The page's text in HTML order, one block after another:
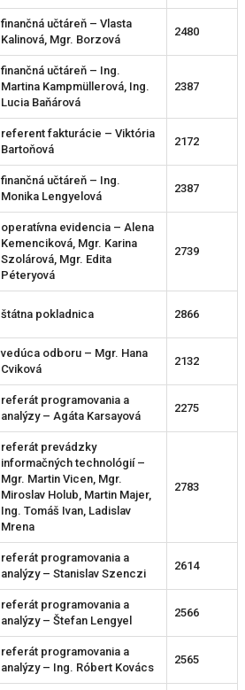
finančná učtáreň – Vlasta
Kalinová, Mgr. Borzová
2480
finančná učtáreň – Ing.
Martina Kampmüllerová, Ing.
Lucia Baňárová
2387
referent fakturácie – Viktória
Bartoňová
2172
finančná učtáreň – Ing.
Monika Lengyelová
2387
operatívna evidencia – Alena
Kemenciková, Mgr. Karina
Szolárová, Mgr. Edita
Péteryová
2739
štátna pokladnica 2866
vedúca odboru – Mgr. Hana
Cviková
2132
referát programovania a
analýzy – Agáta Karsayová
2275
referát prevádzky
informačných technológií –
Mgr. Martin Vicen, Mgr.
Miroslav Holub, Martin Majer,
Ing. Tomáš Ivan, Ladislav
Mrena
2783
referát programovania a
analýzy – Stanislav Szenczi
2614
referát programovania a
analýzy – Štefan Lengyel
2566
referát programovania a
analýzy – Ing. Róbert Kovács
2565